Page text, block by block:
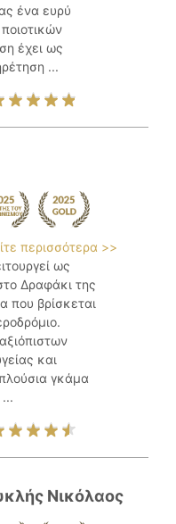
ένα ευρύ
έχει ως
...
περισσότερα >>
ως
Δραφάκι της
που βρίσκεται
και
γκάμα
Νικόλαος